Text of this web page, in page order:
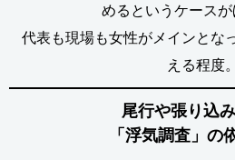
めるというケースが
代表も現場も女性がメインとな
える程度。
尾行や張り込
「浮気調査」の